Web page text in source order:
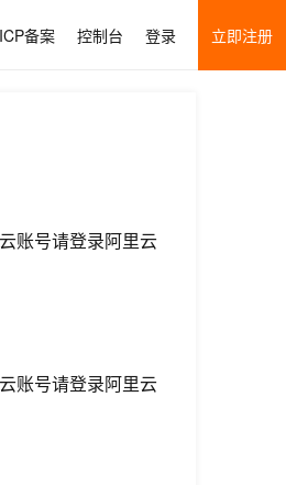
ICP备案 控制台 登录 立即注册
账号请登录阿里云
账号请登录阿里云